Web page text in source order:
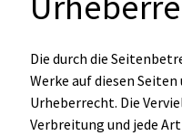
Die durch die
Werke auf diesen
Urheberrecht. Die
Verbreitung und jede